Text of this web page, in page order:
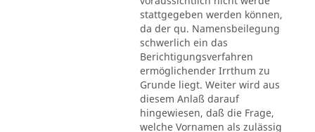
stattgegeben werden können,
da der qu. Namensbeilegung
schwerlich ein das
Berichtigungsverfahren
ermöglichender Irrthum zu
Grunde liegt. Weiter wird aus
diesem Anlaß darauf
hingewiesen, daß die Frage,
welche Vornamen als zulässig